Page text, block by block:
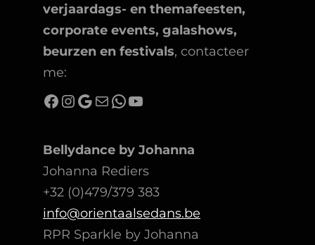
verjaardags- en themafeesten,
corporate events, galashows,
beurzen en festivals, contacteer
me:
Facebook InstagramGoogle Mail WhatsApp YouTube
Bellydance by Johanna
Johanna Rediers
+32 (0)479/379 383
info@orientaalsedans.be
RPR Sparkle by Johanna